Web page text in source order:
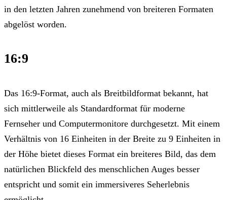
in den letzten Jahren zunehmend von breiteren Formaten
abgelöst worden.
16:9
Das 16:9-Format, auch als Breitbildformat bekannt, hat
sich mittlerweile als Standardformat für moderne
Fernseher und Computermonitore durchgesetzt. Mit einem
Verhältnis von 16 Einheiten in der Breite zu 9 Einheiten in
der Höhe bietet dieses Format ein breiteres Bild, das dem
natürlichen Blickfeld des menschlichen Auges besser
entspricht und somit ein immersiveres Seherlebnis